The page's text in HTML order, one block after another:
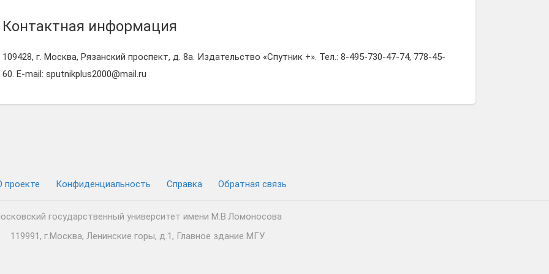
Контактная информация
109428, г. Москва, Рязанский проспект, д. 8а. Издательство «Спутник +». Тел.: 8-495-730-47-74, 778-45-
60. E-mail: sputnikplus2000@mail.ru
проекте Конфиденциальность Cправка Обратная связь
государственный университет имени М.В.Ломоносова
119991, г.Москва, Ленинские горы, д.1, Главное здание МГУ